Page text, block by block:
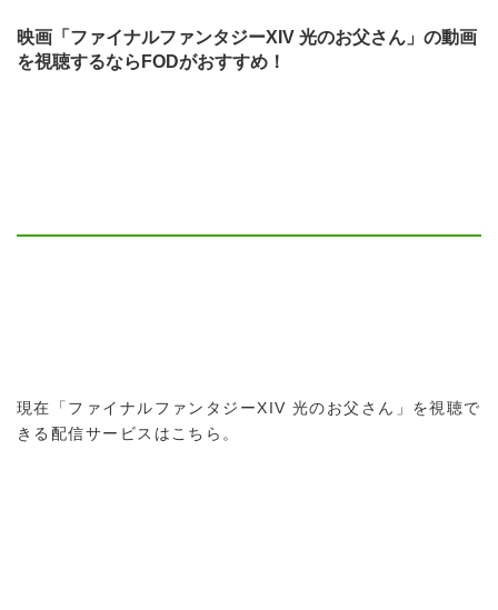
映画「ファイナルファンタジーXIV 光のお父さん」の動画
を視聴するならFODがおすすめ！
現在「ファイナルファンタジーXIV 光のお父さん」を視聴で
きる配信サービスはこちら。